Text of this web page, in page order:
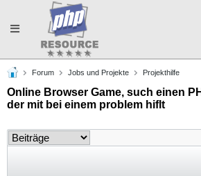
Toggle
navigation
Forum Jobs und Projekte Projekthilfe
Online Browser Game, such einen
der mit bei einem problem hiflt